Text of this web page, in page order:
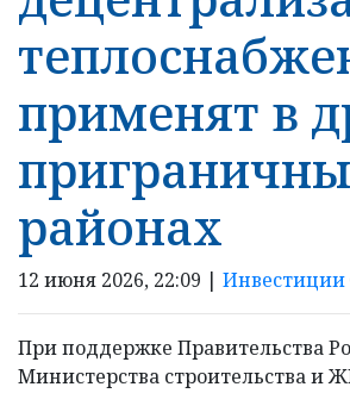
применят в
районах
12 июня 2026, 22:09 | Инвестиции
При поддержке Правительства
Министерства строительства и